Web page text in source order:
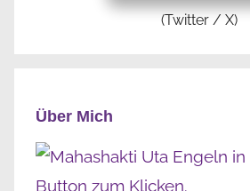
(Twitter / X)
Über Mich